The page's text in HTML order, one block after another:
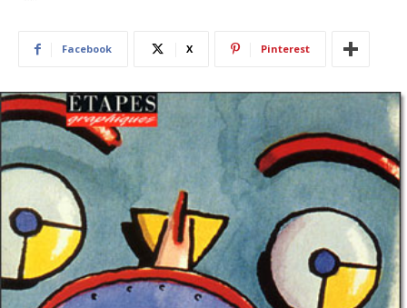
Facebook X Pinterest